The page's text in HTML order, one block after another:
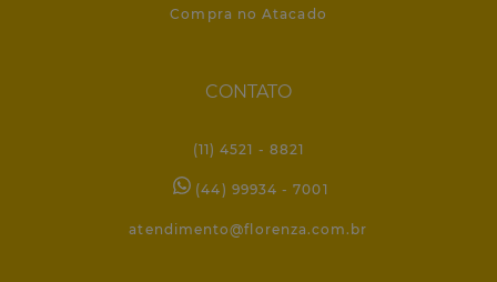
Compra no Atacado
CONTATO
(11) 4521 - 8821
(44) 99934 - 7001
atendimento@florenza.com.br